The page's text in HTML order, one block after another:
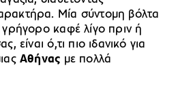
Μία σύντομη βόλτα
γρήγορο καφέ λίγο πριν ή
είναι ό,τι πιο ιδανικό για
Αθήνας με πολλά